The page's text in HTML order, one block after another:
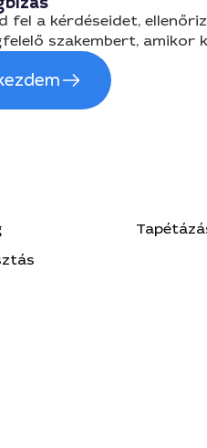
fel a kérdéseidet,
szakembert, amikor